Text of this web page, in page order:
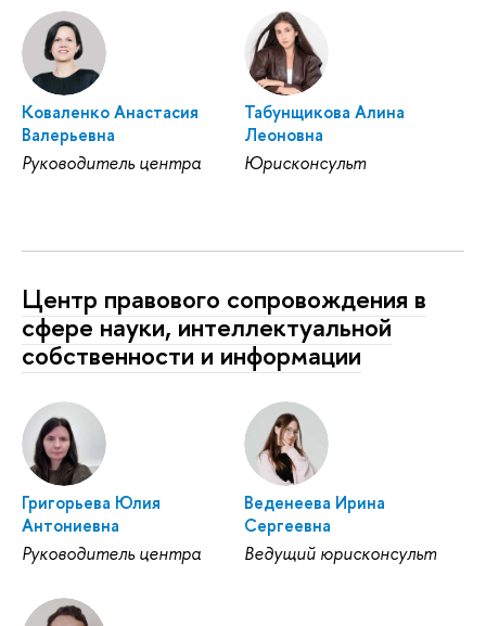
Коваленко Анастасия
Валерьевна
Руководитель центра
Табунщикова Алина
Леоновна
Юрисконсульт
Центр правового сопровождения в
сфере науки, интеллектуальной
собственности и информации
Григорьева Юлия
Антониевна
Руководитель центра
Веденеева Ирина
Сергеевна
Ведущий юрисконсульт